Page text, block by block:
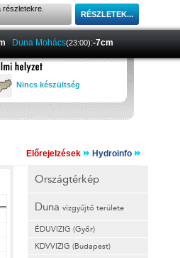
részletekre.
Duna Mohács(23:00):-7cm
Nincs készültség
Előrejelzések Hydroinfo
Országtérkép
Duna vízgyűjtő területe
ÉDUVIZIG (Győr)
KDVVIZIG (Budapest)